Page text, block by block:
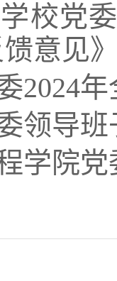
校党
意见
2024
领导
学院